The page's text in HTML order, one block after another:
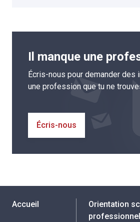
Il manque une
Écris-nous pour demander des
une profession que tu ne
Écris-nous
Accueil
Orientation